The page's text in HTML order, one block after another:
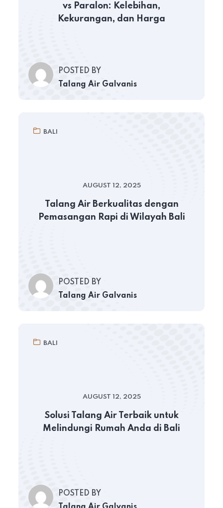
vs Paralon: Kelebihan,
Kekurangan, dan Harga
POSTED BY
Talang Air Galvanis
BALI
AUGUST 12, 2025
Talang Air Berkualitas dengan
Pemasangan Rapi di Wilayah Bali
POSTED BY
Talang Air Galvanis
BALI
AUGUST 12, 2025
Solusi Talang Air Terbaik untuk
Melindungi Rumah Anda di Bali
POSTED BY